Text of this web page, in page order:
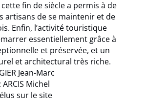
fin de siècle a permis à de
artisans de se maintenir et de
Enfin, l’activité touristique
essentiellement grâce à
et préservée, et un
et architectural très riche.
Jean-Marc
: ARCIS Michel
sur le site